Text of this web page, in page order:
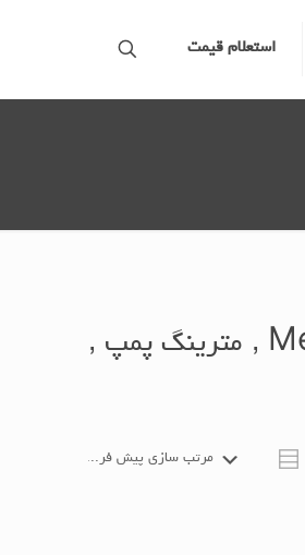
استعلام قیمت
الکتروپمپ دوزینگ , پمپ دوزینگ , دوزینگ پمپ , Metering Pump , مترینگ پمپ ,